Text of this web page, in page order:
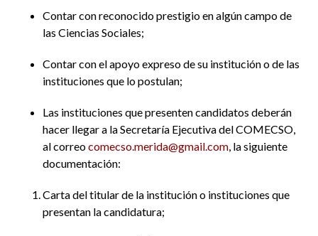
Contar con reconocido prestigio en algún campo de
las Ciencias Sociales;
Contar con el apoyo expreso de su institución o de las
instituciones que lo postulan;
Las instituciones que presenten candidatos deberán
hacer llegar a la Secretaría Ejecutiva del COMECSO,
al correocomecso.merida@gmail.com, la siguiente
documentación:
Carta del titular de la institución o instituciones que
presentan la candidatura;